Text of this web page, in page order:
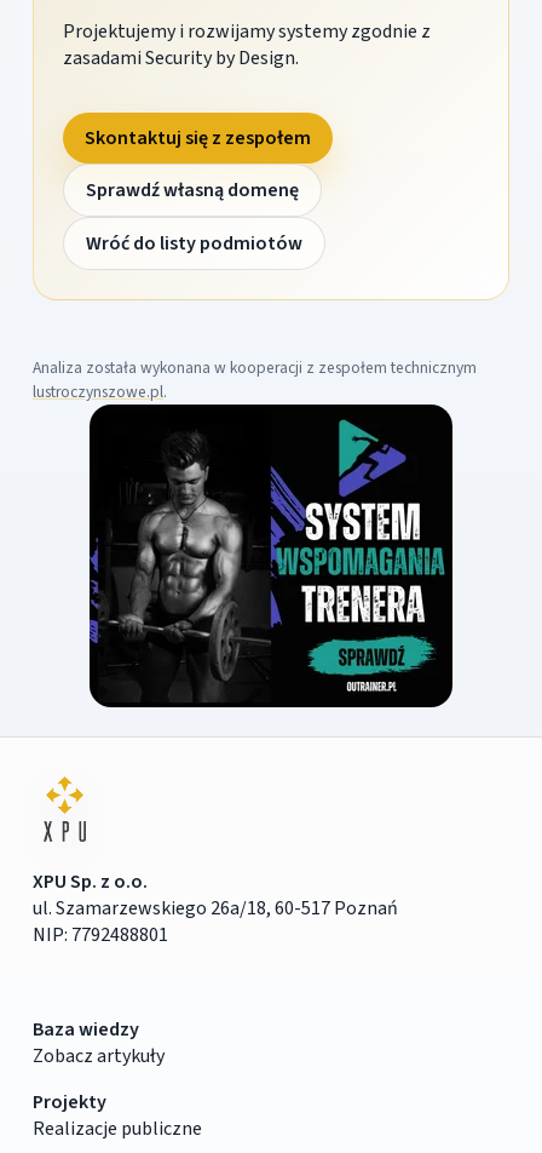
Projektujemy i rozwijamy systemy zgodnie z
zasadami Security by Design.
Skontaktuj się z zespołem
Sprawdź własną domenę
Wróć do listy podmiotów
Analiza została wykonana w kooperacji z zespołem technicznym
lustroczynszowe.pl.
XPU Sp. z o.o.
ul. Szamarzewskiego 26a/18, 60-517 Poznań
NIP: 7792488801
Baza wiedzy
Zobacz artykuły
Projekty
Realizacje publiczne